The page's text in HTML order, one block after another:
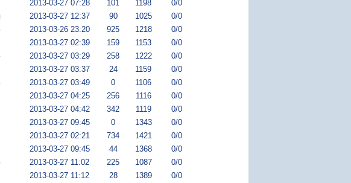
2013-03-27 07:28 101 1198 0/0
2013-03-27 12:37 90 1025 0/0
2013-03-26 23:20 925 1218 0/0
2013-03-27 02:39 159 1153 0/0
2013-03-27 03:29 258 1222 0/0
2013-03-27 03:37 24 1159 0/0
2013-03-27 03:49 0 1106 0/0
2013-03-27 04:25 256 1116 0/0
2013-03-27 04:42 342 1119 0/0
2013-03-27 09:45 0 1343 0/0
2013-03-27 02:21 734 1421 0/0
2013-03-27 09:45 44 1368 0/0
2013-03-27 11:02 225 1087 0/0
2013-03-27 11:12 28 1389 0/0